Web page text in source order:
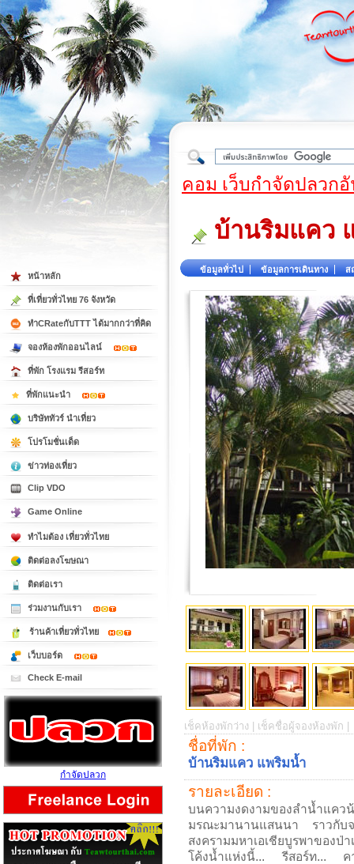
ต้
คอม เว็บกำจัดปลวก
บ้านริมแคว
ข้อมูลทั่วไป ข้อมูลการเดินทาง ส
เช็คห้องพักว่าง | เช็คชื่อผู้จองห้องพัก |
ชื่อที่พัก :
บ้านริมแคว แพริมน้ำ
รายละเอียด :
บนความงดงามของลำน้ำแคว
มรณะมานานแสนนา ราวกับจะ
สงครามมหาเอเชียบูรพาของ
โค้งน้ำแห่งนี้... รีสอร์ท... คา
หน้าหลัก
ที่เที่ยวทั่วไทย 76 จังหวัด
ทำCRateกับTTT ได้มากกว่าที่คิด
จองห้องพักออนไลน์
ที่พัก โรงแรม รีสอร์ท
ที่พักแนะนำ
บริษัททัวร์ นำเที่ยว
โปรโมชั่นเด็ด
ข่าวท่องเที่ยว
Clip VDO
Game Online
ทำไมต้อง เที่ยวทั่วไทย
ติดต่อลงโฆษณา
ติดต่อเรา
ร่วมงานกับเรา
ร้านค้าเที่ยวทั่วไทย
เว็บบอร์ด
Check E-mail
กำจัดปลวก